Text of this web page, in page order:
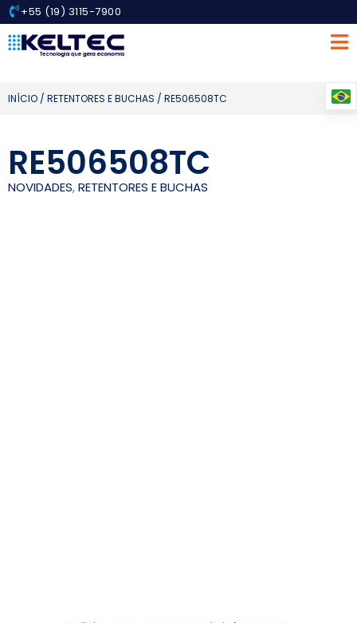
+55 (19) 3115-7900
INÍCIO / RETENTORES E BUCHAS / RE506508TC
RE506508TC
NOVIDADES,RETENTORES E BUCHAS